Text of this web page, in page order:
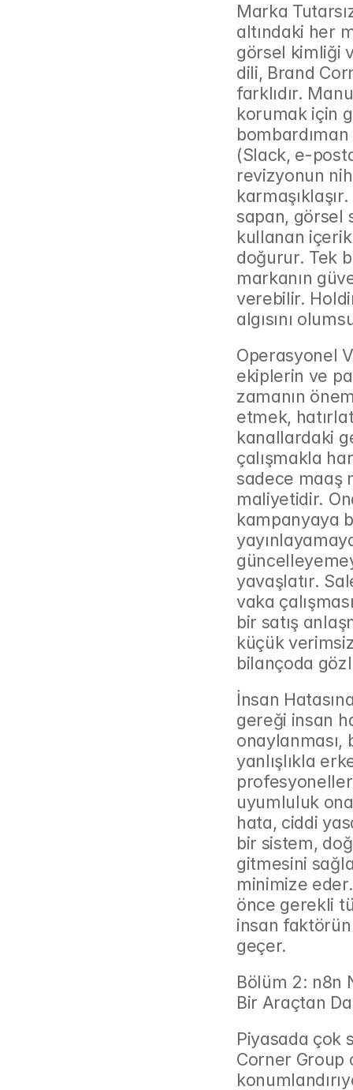
Marka
altındaki her
görsel kimliği
dili, Brand
farklıdır.
korumak için
(Slack, e-
revizyonun
sapan, görsel
kullanan
doğurur. Tek
markanın
verebilir.
algısını
Operasyonel
ekiplerin ve
zamanın
etmek,
kanallardaki
çalışmakla
sadece maaş
maliyetidir.
kampanyaya
yavaşlatır.
vaka
bir satış
küçük
bilançoda
İnsan
gereği insan
onaylanması,
yanlışlıkla
uyumluluk
hata, ciddi
bir sistem,
gitmesini
minimize
önce gerekli
insan
geçer.
Bölüm 2: n8n
Bir Araçtan
Piyasada çok
Corner Group